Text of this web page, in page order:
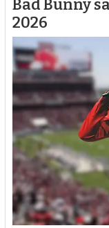
Bad Bunny
2026